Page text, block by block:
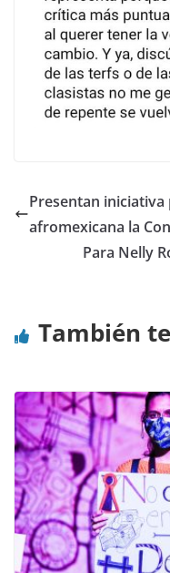
Presentan
afromexicana la
Para Nelly
También